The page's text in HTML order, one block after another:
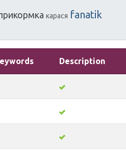
карася fanatik
Description